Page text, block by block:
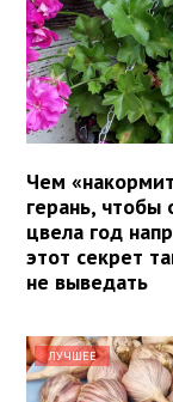
Чем
герань, чтобы
цвела год
этот секрет
не выведать
ЛУЧШЕЕ